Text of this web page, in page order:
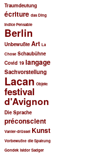
Traumdeutung
écriture das Ding
Indice Pensable
Berlin
Unbewußte Art La
Chose Schaubühne
Covid 19 langage
Sachvorstellung
Lacan Objekt
festival
d'Avignon
Die Sprache
préconscient
Vanier-drüssel Kunst
Vorbewußte die Spaltung
Gondek Isidor Sadger